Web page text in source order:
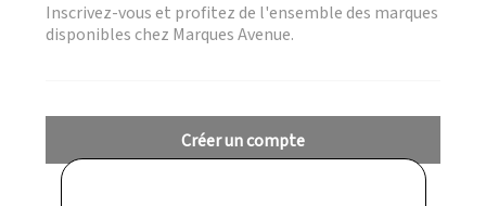
Inscrivez-vous et profitez de l'ensemble des marques
disponibles chez Marques Avenue.
Créer un compte